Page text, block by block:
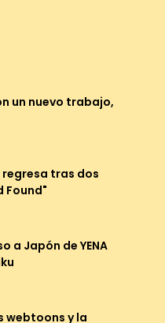
un nuevo trabajo,
) regresa tras dos
Found"
a Japón de YENA
webtoons y la